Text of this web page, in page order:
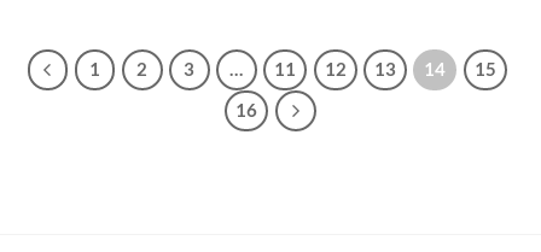
1 2 3 … 11 12 13 14
15
16